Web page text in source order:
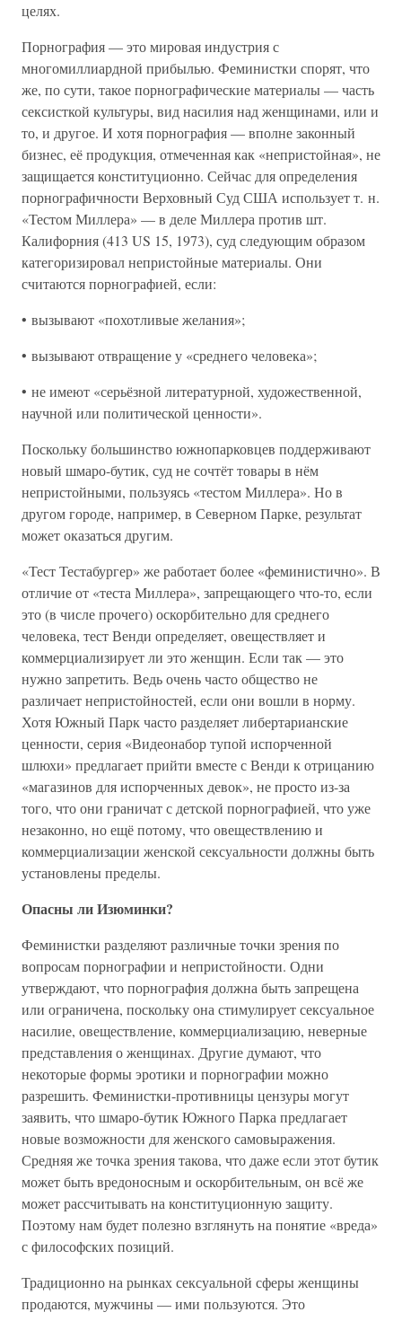
целях.
Порнография — это мировая индустрия с
многомиллиардной прибылью. Феминистки спорят, что
же, по сути, такое порнографические материалы — часть
сексисткой культуры, вид насилия над женщинами, или и
то, и другое. И хотя порнография — вполне законный
бизнес, её продукция, отмеченная как «непристойная», не
защищается конституционно. Сейчас для определения
порнографичности Верховный Суд США использует т. н.
«Тестом Миллера» — в деле Миллера против шт.
Калифорния (413 US 15, 1973), суд следующим образом
категоризировал непристойные материалы. Они
считаются порнографией, если:
• вызывают «похотливые желания»;
• вызывают отвращение у «среднего человека»;
• не имеют «серьёзной литературной, художественной,
научной или политической ценности».
Поскольку большинство южнопарковцев поддерживают
новый шмаро-бутик, суд не сочтёт товары в нём
непристойными, пользуясь «тестом Миллера». Но в
другом городе, например, в Северном Парке, результат
может оказаться другим.
«Тест Тестабургер» же работает более «феминистично». В
отличие от «теста Миллера», запрещающего что-то, если
это (в числе прочего) оскорбительно для среднего
человека, тест Венди определяет, овеществляет и
коммерциализирует ли это женщин. Если так — это
нужно запретить. Ведь очень часто общество не
различает непристойностей, если они вошли в норму.
Хотя Южный Парк часто разделяет либертарианские
ценности, серия «Видеонабор тупой испорченной
шлюхи» предлагает прийти вместе с Венди к отрицанию
«магазинов для испорченных девок», не просто из-за
того, что они граничат с детской порнографией, что уже
незаконно, но ещё потому, что овеществлению и
коммерциализации женской сексуальности должны быть
установлены пределы.
Опасны ли Изюминки?
Феминистки разделяют различные точки зрения по
вопросам порнографии и непристойности. Одни
утверждают, что порнография должна быть запрещена
или ограничена, поскольку она стимулирует сексуальное
насилие, овеществление, коммерциализацию, неверные
представления о женщинах. Другие думают, что
некоторые формы эротики и порнографии можно
разрешить. Феминистки-противницы цензуры могут
заявить, что шмаро-бутик Южного Парка предлагает
новые возможности для женского самовыражения.
Средняя же точка зрения такова, что даже если этот бутик
может быть вредоносным и оскорбительным, он всё же
может рассчитывать на конституционную защиту.
Поэтому нам будет полезно взглянуть на понятие «вреда»
с философских позиций.
Традиционно на рынках сексуальной сферы женщины
продаются, мужчины — ими пользуются. Это